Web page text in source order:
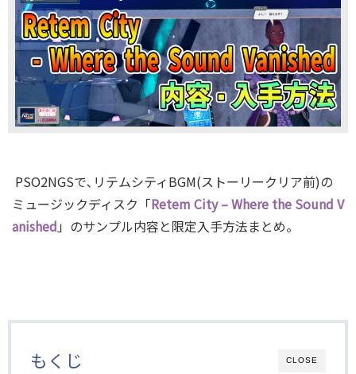
PSO2NGSで､リテムシティBGM(ストーリークリア前)の
ミュージックディスク「Retem City – Where the Sound V
anished 」のサンプル内容と限定入手方法まとめ。
CLOSE
もくじ